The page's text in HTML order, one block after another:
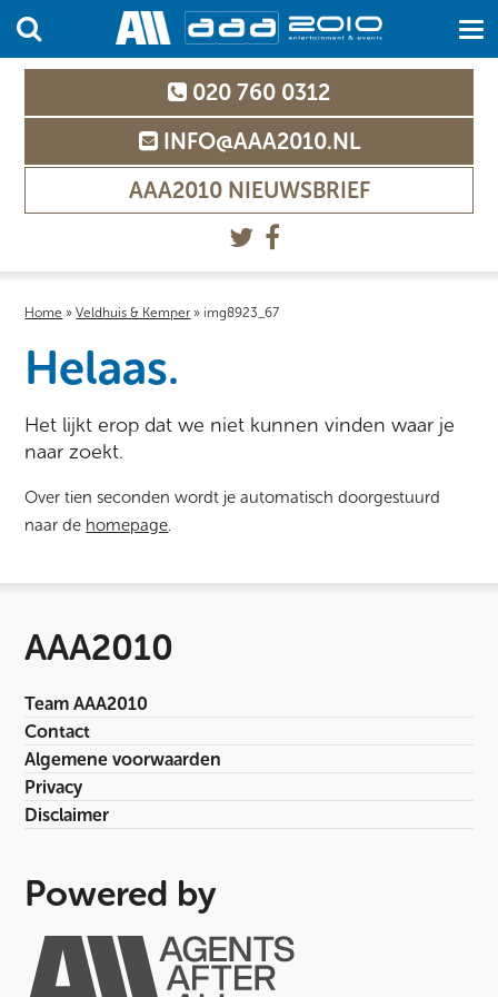
020 760 0312
INFO@AAA2010.NL
AAA2010 NIEUWSBRIEF
Home »Veldhuis & Kemper » img8923_67
Helaas.
Het lijkt erop dat we niet kunnen vinden waar je
naar zoekt.
Over tien seconden wordt je automatisch doorgestuurd
naar de homepage.
AAA2010
Team AAA2010
Contact
Algemene voorwaarden
Privacy
Disclaimer
Powered by